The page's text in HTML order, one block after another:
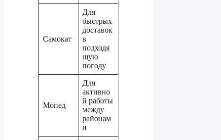
Самокат
Для
быстрых
доставок
в
подходя
щую
погоду
Мопед
Для
активно
й работы
между
районам
и